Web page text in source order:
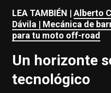
LEA TAMBIÉN | Alberto
Dávila | Mecánica de
para tu moto off-road
Un horizonte
tecnológico